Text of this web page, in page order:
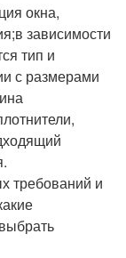
окна,
зависимости
тип и
с размерами
требований и